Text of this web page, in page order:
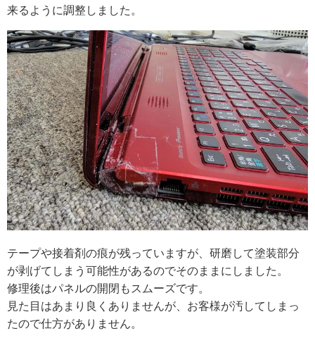
来るように調整しました。
テープや接着剤の痕が残っていますが、研磨して塗装部分
が剥げてしまう可能性があるのでそのままにしました。
修理後はパネルの開閉もスムーズです。
見た目はあまり良くありませんが、お客様が汚してしまっ
たので仕方がありません。